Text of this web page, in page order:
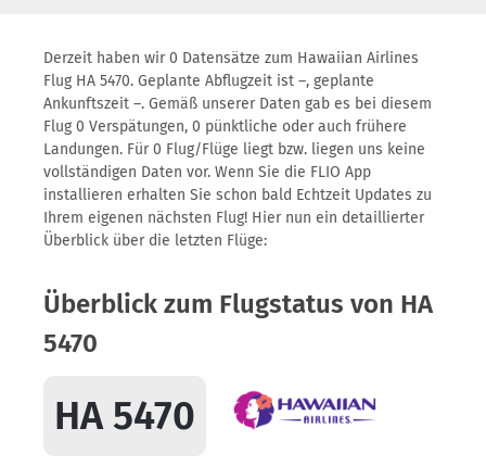
Derzeit haben wir 0 Datensätze zum Hawaiian Airlines
Flug HA 5470. Geplante Abflugzeit ist –, geplante
Ankunftszeit –. Gemäß unserer Daten gab es bei diesem
Flug 0 Verspätungen, 0 pünktliche oder auch frühere
Landungen. Für 0 Flug/Flüge liegt bzw. liegen uns keine
vollständigen Daten vor. Wenn Sie die FLIO App
installieren erhalten Sie schon bald Echtzeit Updates zu
Ihrem eigenen nächsten Flug! Hier nun ein detaillierter
Überblick über die letzten Flüge:
Überblick zum Flugstatus von HA
5470
HA 5470